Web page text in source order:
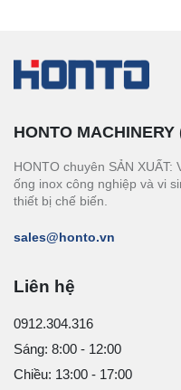
HONTO
HONTO chuyên SẢN
ống inox công nghiệp và vi
thiết bị chế biến.
sales@honto.vn
Liên hệ
0912.304.316
Sáng: 8:00 - 12:00
Chiều: 13:00 - 17:00